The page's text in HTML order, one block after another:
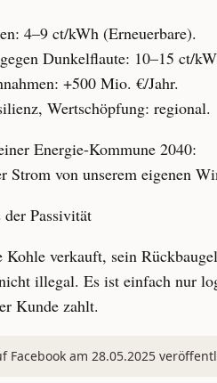
4–9 ct/kWh (Erneuerbare).
Dunkelflaute: 10–15 ct/
+500 Mio. €/Jahr.
Wertschöpfung: regional.
Energie-Kommune 2040:
Strom von unserem eigenen
Passivität
Kohle verkauft, sein
illegal. Es ist einfach nur
Kunde zahlt.
Facebook am 28.05.2025